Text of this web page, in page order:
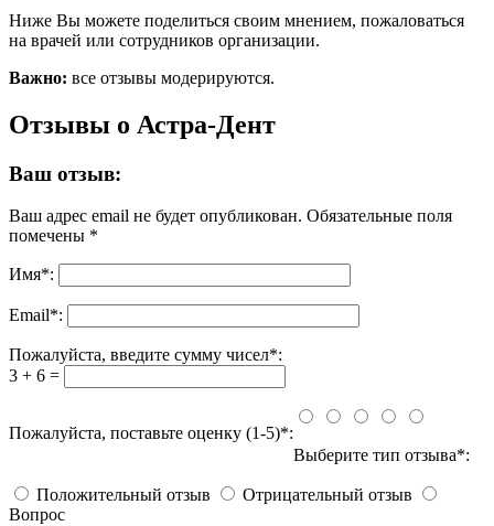
Ниже Вы можете поделиться своим мнением, пожаловаться
на врачей или сотрудников организации.
Важно: все отзывы модерируются.
Отзывы о Астра-Дент
Ваш отзыв:
Ваш адрес email не будет опубликован. Обязательные поля
помечены *
Имя*:
Email*:
Пожалуйста, введите сумму чисел*:
3 + 6 =
Пожалуйста, поставьте оценку (1-5)*:
Выберите тип отзыва*:
Положительный отзыв
Отрицательный отзыв
Вопрос